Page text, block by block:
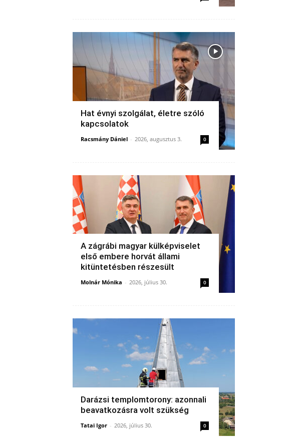
Hat évnyi szolgálat, életre szóló
kapcsolatok
Racsmány Dániel - 2026, augusztus 3. 0
A zágrábi magyar külképviselet
első embere horvát állami
kitüntetésben részesült
Molnár Mónika - 2026, július 30. 0
Darázsi templomtorony: azonnali
beavatkozásra volt szükség
Tatai Igor - 2026, július 30. 0